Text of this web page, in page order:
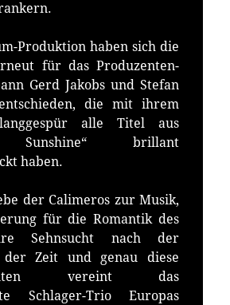
Produktion haben sich die
für das Produzenten-
Gerd Jakobs und Stefan
die mit ihrem
alle Titel aus
Sunshine“ brillant
haben.
der Calimeros zur Musik,
für die Romantik des
Sehnsucht nach der
der Zeit und genau diese
vereint das
Schlager-Trio Europas